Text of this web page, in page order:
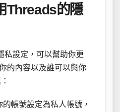
Threads的隱
私設定，可以幫助你更
的內容以及誰可以與你
的帳號設定為私人帳號，